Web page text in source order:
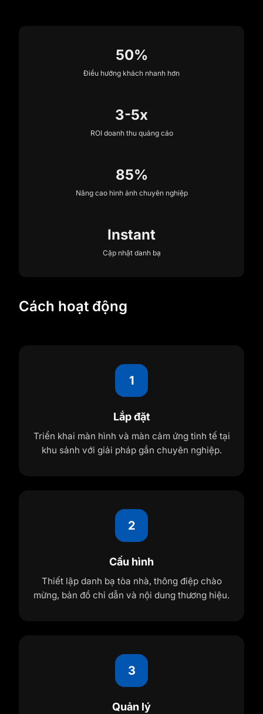
50%
Điều hướng khách nhanh hơn
3-5x
ROI doanh thu quảng cáo
85%
Nâng cao hình ảnh chuyên nghiệp
Instant
Cập nhật danh bạ
Cách hoạt động
1
Lắp đặt
Triển khai màn hình và màn cảm ứng tinh tế tại
khu sảnh với giải pháp gắn chuyên nghiệp.
2
Cấu hình
Thiết lập danh bạ tòa nhà, thông điệp chào
mừng, bản đồ chỉ dẫn và nội dung thương hiệu.
3
Quản lý